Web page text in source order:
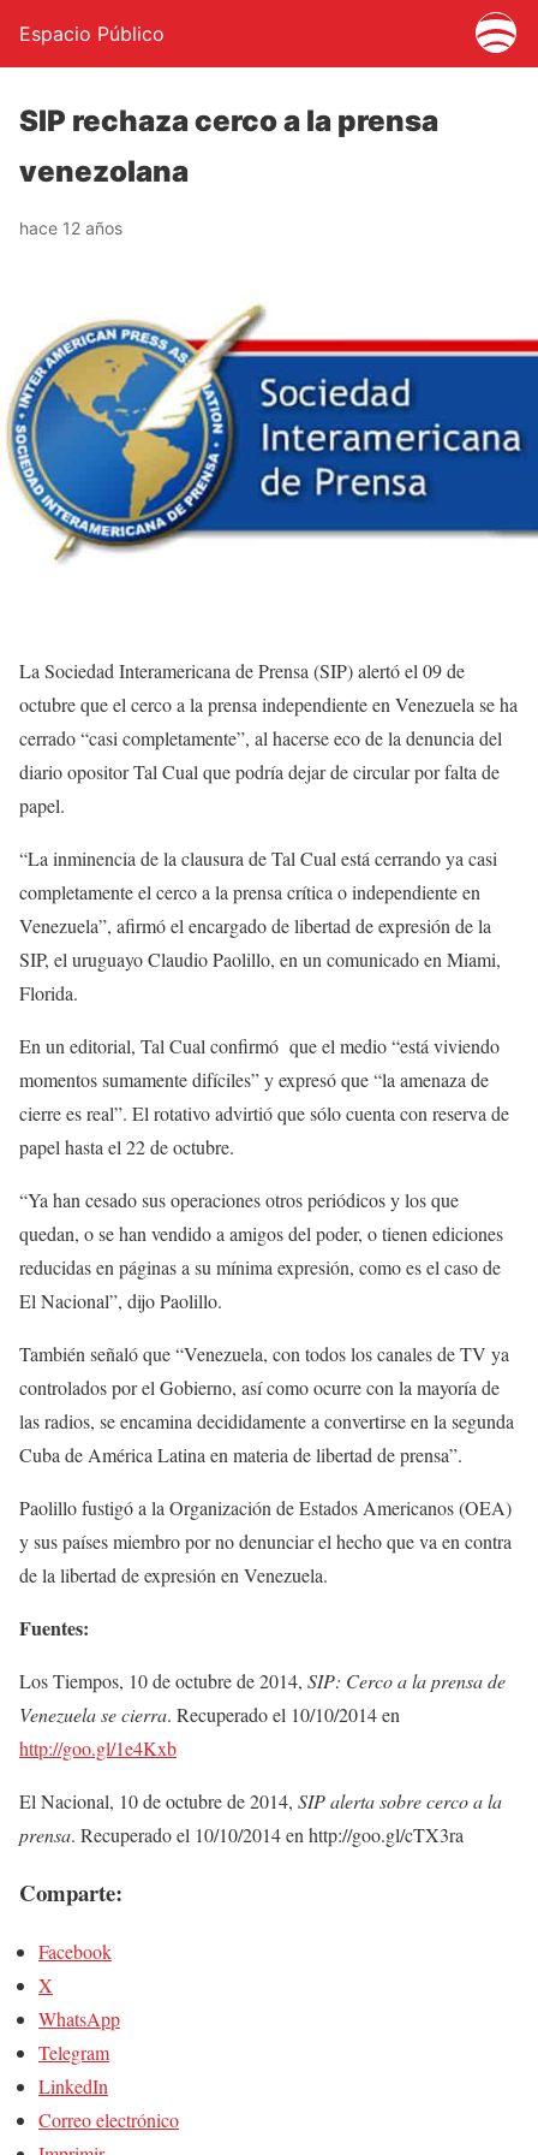
Espacio Público
SIP rechaza cerco a la prensa
venezolana
hace 12 años
La Sociedad Interamericana de Prensa (SIP) alertó el 09 de
octubre que el cerco a la prensa independiente en Venezuela se ha
cerrado “casi completamente”, al hacerse eco de la denuncia del
diario opositor Tal Cual que podría dejar de circular por falta de
papel.
“La inminencia de la clausura de Tal Cual está cerrando ya casi
completamente el cerco a la prensa crítica o independiente en
Venezuela”, afirmó el encargado de libertad de expresión de la
SIP, el uruguayo Claudio Paolillo, en un comunicado en Miami,
Florida.
En un editorial, Tal Cual confirmó que el medio “está viviendo
momentos sumamente difíciles” y expresó que “la amenaza de
cierre es real”. El rotativo advirtió que sólo cuenta con reserva de
papel hasta el 22 de octubre.
“Ya han cesado sus operaciones otros periódicos y los que
quedan, o se han vendido a amigos del poder, o tienen ediciones
reducidas en páginas a su mínima expresión, como es el caso de
El Nacional”, dijo Paolillo.
También señaló que “Venezuela, con todos los canales de TV ya
controlados por el Gobierno, así como ocurre con la mayoría de
las radios, se encamina decididamente a convertirse en la segunda
Cuba de América Latina en materia de libertad de prensa”.
Paolillo fustigó a la Organización de Estados Americanos (OEA)
y sus países miembro por no denunciar el hecho que va en contra
de la libertad de expresión en Venezuela.
Fuentes:
Los Tiempos, 10 de octubre de 2014, SIP: Cerco a la prensa de
Venezuela se cierra. Recuperado el 10/10/2014 en
http://goo.gl/1e4Kxb
El Nacional, 10 de octubre de 2014, SIP alerta sobre cerco a la
prensa. Recuperado el 10/10/2014 en http://goo.gl/cTX3ra
Comparte:
Facebook
X
WhatsApp
Telegram
LinkedIn
Correo electrónico